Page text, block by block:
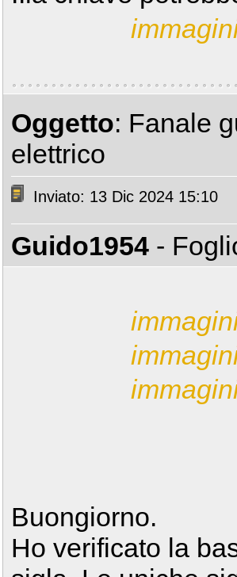
Oggetto: Fanale
elettrico
Inviato: 13 Dic 2024 15:10
Guido1954 -
Buongiorno.
Ho verificato la